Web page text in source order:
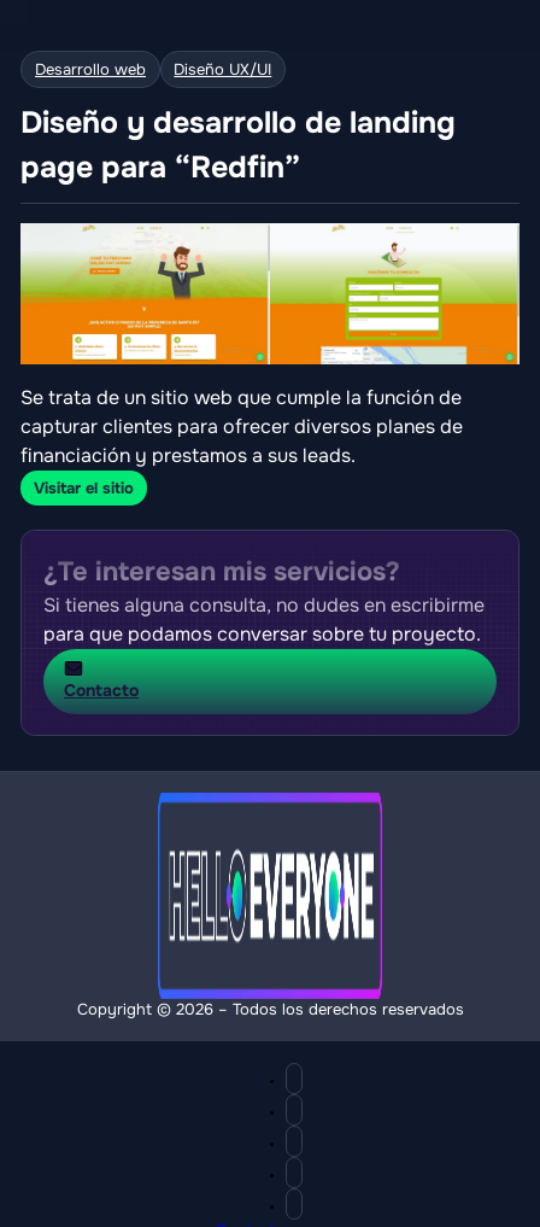
Desarrollo web Diseño UX/UI
Diseño y desarrollo de landing
page para “Redfin”
Se trata de un sitio web que cumple la función de
capturar clientes para ofrecer diversos planes de
financiación y prestamos a sus leads.
Visitar el sitio
¿Te interesan mis servicios?
Si tienes alguna consulta, no dudes en escribirme
para que podamos conversar sobre tu proyecto.
Contacto
Copyright © 2026 – Todos los derechos reservados